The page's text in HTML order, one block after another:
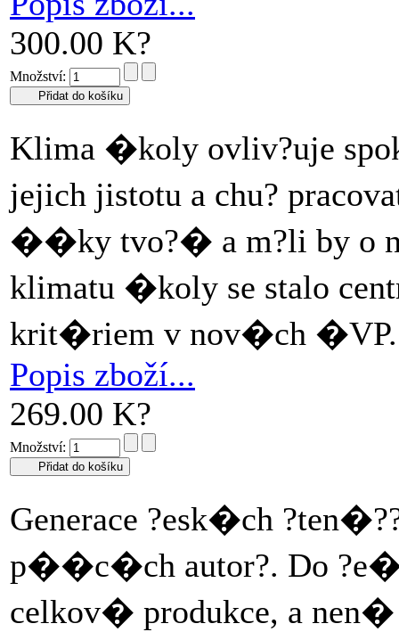
300.00 K?
Množství:
Klima �koly ovliv?uje
jejich jistotu a chu?
��ky tvo?� a m?li by o
klimatu �koly se stalo
krit�riem v nov�ch
Popis zboží...
269.00 K?
Množství:
Generace ?esk�ch
p��c�ch autor?. Do
celkov� produkce, a